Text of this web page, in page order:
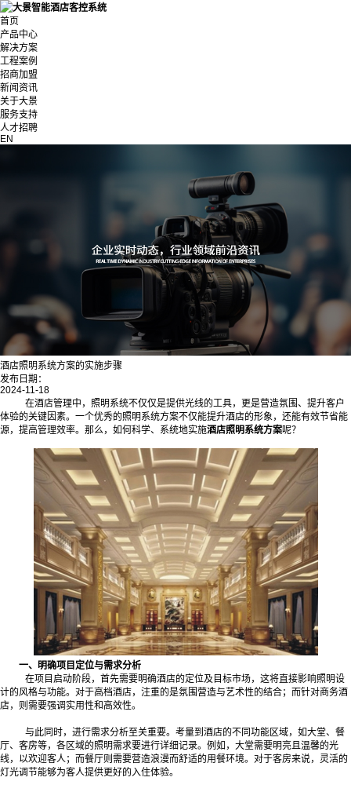
首页
产品中心
解决方案
工程案例
招商加盟
新闻资讯
关于大景
服务支持
人才招聘
EN
酒店照明系统方案的实施步骤
发布日期：
2024-11-18
在酒店管理中，照明系统不仅仅是提供光线的工具，更是营造氛围、提升客户
体验的关键因素。一个优秀的照明系统方案不仅能提升酒店的形象，还能有效节省能
源，提高管理效率。那么，如何科学、系统地实施酒店照明系统方案呢？
一、明确项目定位与需求分析
在项目启动阶段，首先需要明确酒店的定位及目标市场，这将直接影响照明设
计的风格与功能。对于高档酒店，注重的是氛围营造与艺术性的结合；而针对商务酒
店，则需要强调实用性和高效性。
与此同时，进行需求分析至关重要。考量到酒店的不同功能区域，如大堂、餐
厅、客房等，各区域的照明需求要进行详细记录。例如，大堂需要明亮且温馨的光
线，以欢迎客人；而餐厅则需要营造浪漫而舒适的用餐环境。对于客房来说，灵活的
灯光调节能够为客人提供更好的入住体验。